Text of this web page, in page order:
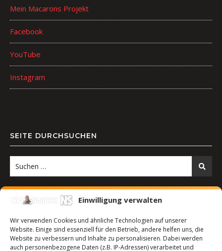
Einwilligung verwalten
Wir verwenden Cookies und ähnliche Technologien auf unserer
Website. Einige sind essenziell für den Betrieb, andere helfen uns, die
Website zu verbessern und Inhalte zu personalisieren. Dabei werden
auch personenbezogene Daten (z.B. IP-Adressen) verarbeitet und
Mein Macarons Projekt
Facebook
YouTube
Instagram
SEITE DURCHSUCHEN